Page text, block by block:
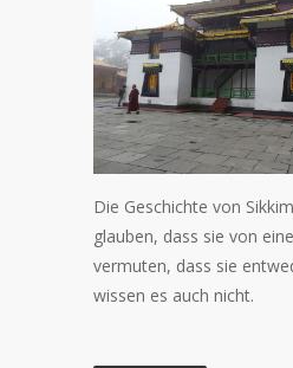
Die Geschichte von
glauben, dass sie von
vermuten, dass sie
wissen es auch nicht.